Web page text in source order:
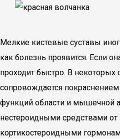
Мелкие кистевые суставы
как болезнь проявится. Если
проходит быстро. В некоторых
сопровождается
функций области и мышечной
нестероидными средствами от
кортикостероидными